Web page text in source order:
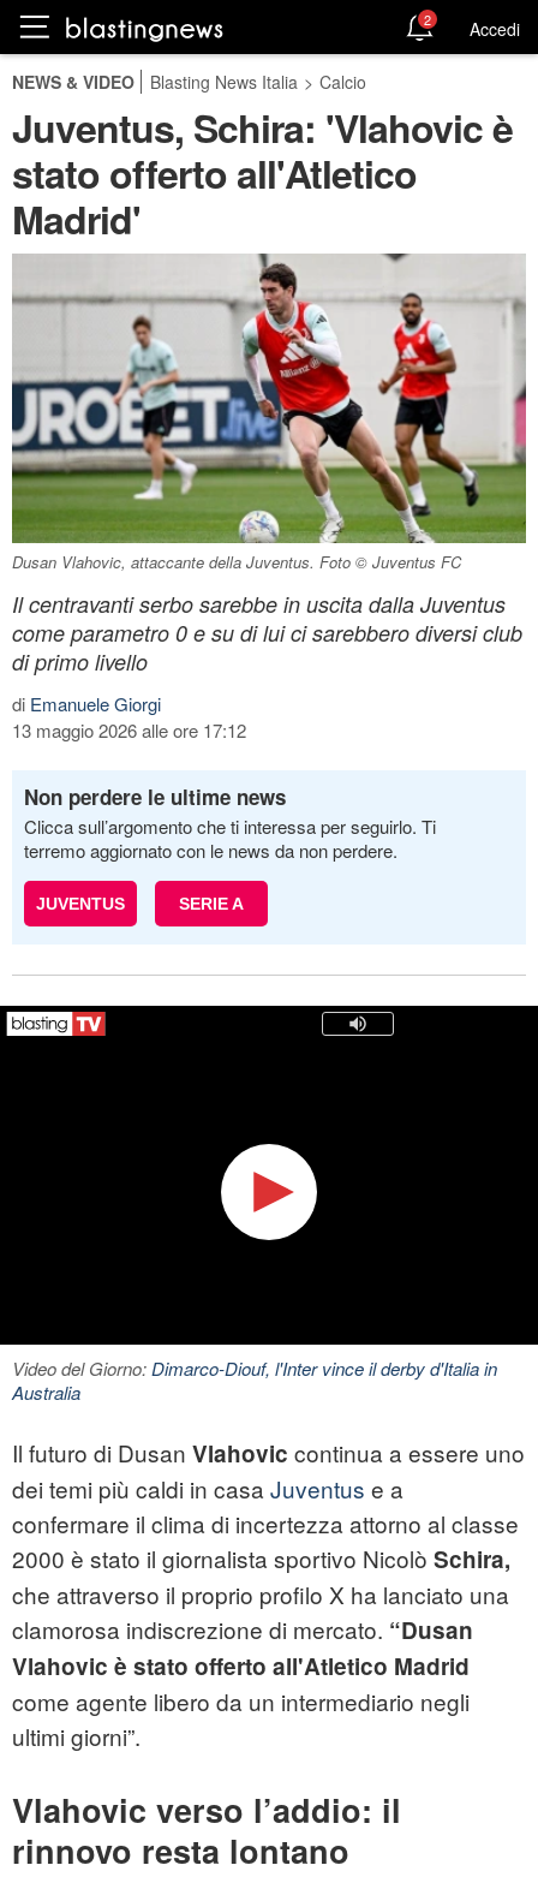
2 Accedi
NEWS & VIDEO Blasting News Italia > Calcio
Juventus, Schira: 'Vlahovic è
stato offerto all'Atletico
Madrid'
Dusan Vlahovic, attaccante della Juventus. Foto © Juventus FC
Il centravanti serbo sarebbe in uscita dalla Juventus
come parametro 0 e su di lui ci sarebbero diversi club
di primo livello
di Emanuele Giorgi
13 maggio 2026 alle ore 17:12
Non perdere le ultime news
Clicca sull’argomento che ti interessa per seguirlo. Ti
terremo aggiornato con le news da non perdere.
JUVENTUS SERIE A
Video del Giorno:Dimarco-Diouf, l'Inter vince il derby d'Italia in
Australia
Il futuro di Dusan Vlahovic continua a essere uno
dei temi più caldi in casa Juventus e a
confermare il clima di incertezza attorno al classe
2000 è stato il giornalista sportivo Nicolò Schira,
che attraverso il proprio profilo X ha lanciato una
clamorosa indiscrezione di mercato. “Dusan
Vlahovic è stato offerto all'Atletico Madrid
come agente libero da un intermediario negli
ultimi giorni”.
Vlahovic verso l’addio: il
rinnovo resta lontano